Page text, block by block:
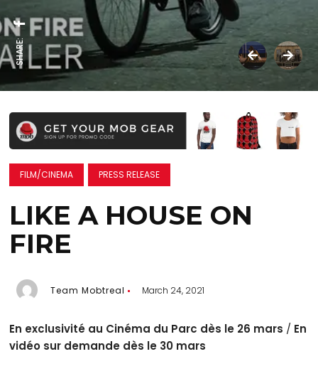
SHARE:
FILM/CINEMA PRESS RELEASE
LIKE A HOUSE ON
FIRE
Team Mobtreal March 24, 2021
En exclusivité au Cinéma du Parc dès le 26 mars / En
vidéo sur demande dès le 30 mars